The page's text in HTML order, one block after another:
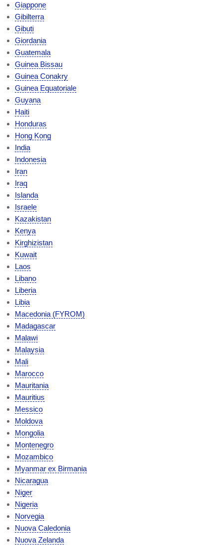
Giappone
Gibilterra
Gibuti
Giordania
Guatemala
Guinea Bissau
Guinea Conakry
Guinea Equatoriale
Guyana
Haiti
Honduras
Hong Kong
India
Indonesia
Iran
Iraq
Islanda
Israele
Kazakistan
Kenya
Kirghizistan
Kuwait
Laos
Libano
Liberia
Libia
Macedonia (FYROM)
Madagascar
Malawi
Malaysia
Mali
Marocco
Mauritania
Mauritius
Messico
Moldova
Mongolia
Montenegro
Mozambico
Myanmar ex Birmania
Nicaragua
Niger
Nigeria
Norvegia
Nuova Caledonia
Nuova Zelanda